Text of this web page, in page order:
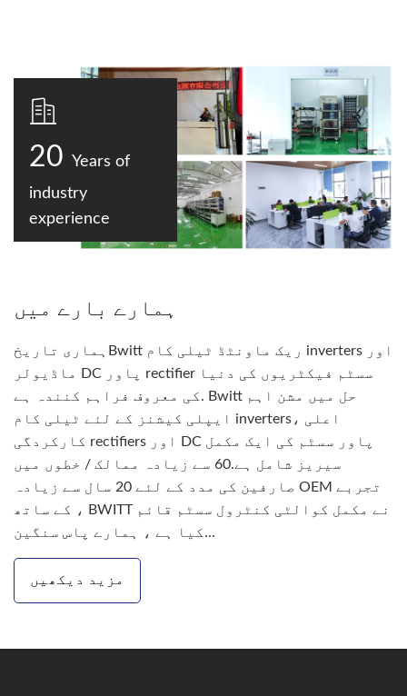
20 Years of
industry
experience
ہمارے بارے میں
ہماری تاریخBwitt ریک ماونٹڈ ٹیلی کام inverters اور
ماڈیولر DC پاور rectifier سسٹم فیکٹریوں کی دنیا
کی معروف فراہم کنندہ ہے. Bwitt حل میں مشن اہم
ایپلی کیشنز کے لئے ٹیلی کام inverters، اعلی
کارکردگی rectifiers اور DC پاور سسٹم کی ایک مکمل
سیریز شامل ہے.60 سے زیادہ ممالک / خطوں میں
صارفین کی مدد کے لئے 20 سال سے زیادہ OEM تجربے
کے ساتھ ، BWITT نے مکمل کوالٹی کنٹرول سسٹم قائم
کیا ہے ، ہمارے پاس سنگین...
مزید دیکھیں